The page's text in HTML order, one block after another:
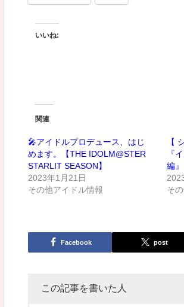
いいね:
関連
🎤アイドルプロデュース、はじ
めます。【THE IDOLM@STER
STARLIT SEASON】
2023年1月21日
その他アイドル情報
【
『
編
そ
Facebook post
この記事を書いた人